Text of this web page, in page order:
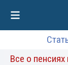
Все о пенсиях